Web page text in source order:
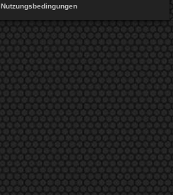
Nutzungsbedingungen